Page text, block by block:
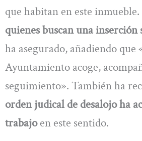
que habitan en este inmueble.
quienes buscan una
ha asegurado, añadiendo que
Ayuntamiento acoge,
seguimiento». También ha
orden judical de desalojo ha
trabajoen este sentido.